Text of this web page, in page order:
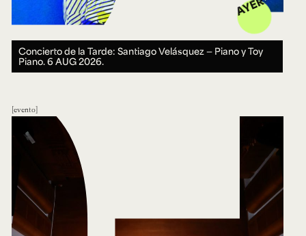
AYER
Concierto de la Tarde: Santiago Velásquez — Piano y Toy
Piano.6 AUG 2026.
evento